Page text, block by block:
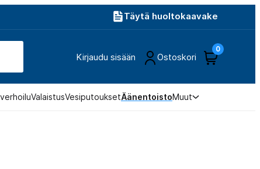
Täytä huoltokaavake
Kirjaudu sisään Ostoskori
0
ValaistusVesiputouksetÄänentoistoMuut